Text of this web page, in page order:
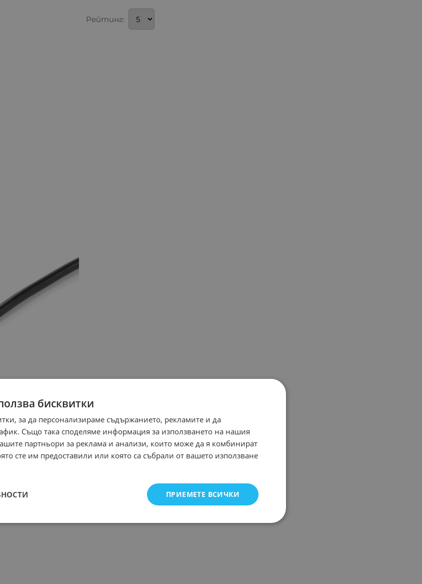
Рейтинг:
бисквитки
за да персонализираме съдържанието, рекламите и да
Също така споделяме информация за използването на нашия
партньори за реклама и анализи, които може да я комбинират
сте им предоставили или която са събрали от вашето използване
ПРИЕМЕТЕ ВСИЧКИ